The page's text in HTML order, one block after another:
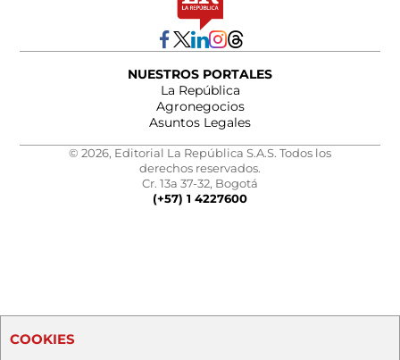
NUESTROS PORTALES
La República
Agronegocios
Asuntos Legales
© 2026, Editorial La República S.A.S. Todos los
derechos reservados.
Cr. 13a 37-32, Bogotá
(+57) 1 4227600
COOKIES